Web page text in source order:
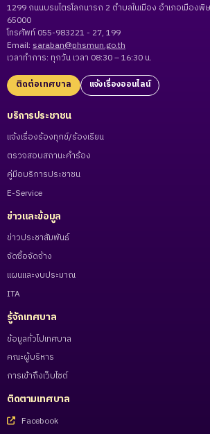
1299 ถนนบรมไตรโลกนารถ 2 ตำบลในเมือง อำเภอเมือ
65000
โทรศัพท์ 055-983221 - 27, 199
Email: saraban@phsmun.go.th
เวลาทำการ: ทุกวัน เวลา 08:30 – 16:30 น.
ติดต่อเทศบาล แจ้งเรื่องออนไลน์
บริการประชาชน
แจ้งเรื่องร้องทุกข์/ร้องเรียน
ตรวจสอบสถานะคำร้อง
คู่มือบริการประชาชน
E-Service
ข่าวและข้อมูล
ข่าวประชาสัมพันธ์
จัดซื้อจัดจ้าง
แผนและงบประมาณ
ITA
รู้จักเทศบาล
ข้อมูลทั่วไปเทศบาล
คณะผู้บริหาร
การเข้าถึงเว็บไซต์
ติดตามเทศบาล
Facebook